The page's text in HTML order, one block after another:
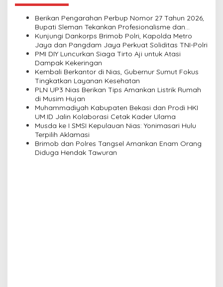
a
Berikan Pengarahan Perbup Nomor 27 Tahun 2026,
Bupati Sleman Tekankan Profesionalisme dan
Pelayanan Masyarakat
Kunjungi Dankorps Brimob Polri, Kapolda Metro
Jaya dan Pangdam Jaya Perkuat Soliditas TNI-Polri
PMI DIY Luncurkan Siaga Tirto Aji untuk Atasi
Dampak Kekeringan
Kembali Berkantor di Nias, Gubernur Sumut Fokus
Tingkatkan Layanan Kesehatan
PLN UP3 Nias Berikan Tips Amankan Listrik Rumah
di Musim Hujan
Muhammadiyah Kabupaten Bekasi dan Prodi HKI
UM.ID Jalin Kolaborasi Cetak Kader Ulama
Musda ke I SMSI Kepulauan Nias: Yonimasari Hulu
Terpilih Aklamasi
Brimob dan Polres Tangsel Amankan Enam Orang
Diduga Hendak Tawuran